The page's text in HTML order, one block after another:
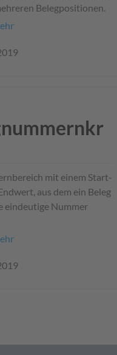
Belegpositionen.
mit einem Start-
aus dem ein Beleg
eindeutige Nummer